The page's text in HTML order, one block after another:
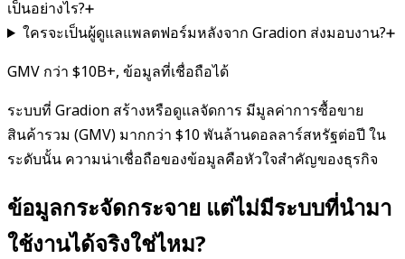
เป็นอย่างไร?
ใครจะเป็นผู้ดูแลแพลตฟอร์มหลังจาก Gradion ส่งมอบงาน?
GMV กว่า $10B+, ข้อมูลที่เชื่อถือได้
ระบบที่ Gradion สร้างหรือดูแลจัดการ มีมูลค่าการซื้อขาย
สินค้ารวม (GMV) มากกว่า $10 พันล้านดอลลาร์สหรัฐต่อปี ใน
ระดับนั้น ความน่าเชื่อถือของข้อมูลคือหัวใจสำคัญของธุรกิจ
ข้อมูลกระจัดกระจาย แต่ไม่มีระบบที่นำมา
ใช้งานได้จริงใช่ไหม?